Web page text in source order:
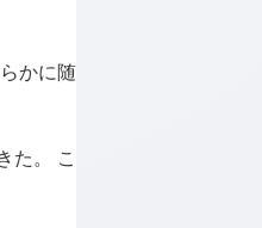
かに随
た。 こ